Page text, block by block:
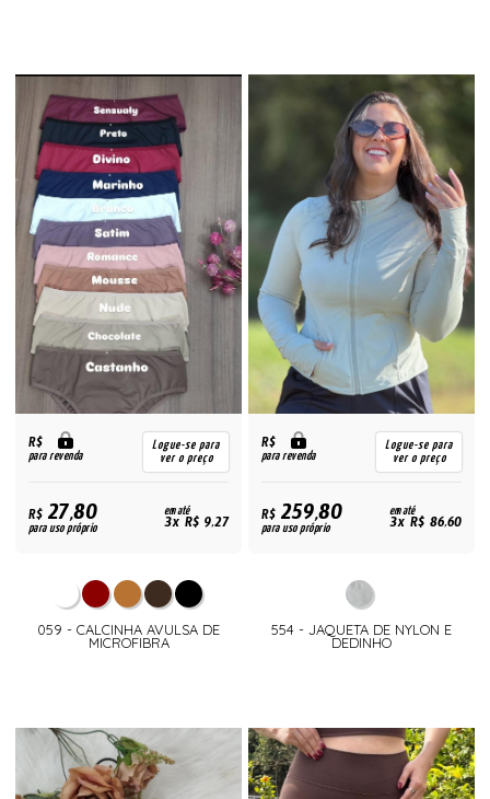
R$
para revenda
Logue-se para
ver o preço
R$27,80
para uso próprio
em até
3x R$ 9,27
059 - CALCINHA AVULSA DE
MICROFIBRA
R$
para revenda
Logue-se para
ver o preço
R$259,80
para uso próprio
em até
3x R$ 86,60
554 - JAQUETA DE NYLON E
DEDINHO